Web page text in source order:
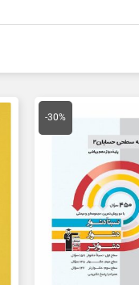
-30%
23,000 تومان
بود.
قیمت
فعلی